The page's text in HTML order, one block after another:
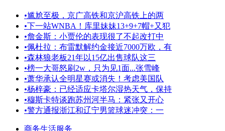
•尴尬至极，京广高铁和京沪高铁上的两
•下一站WNBA！库里妹妹13+9+7帽+又犯
•詹金斯：小贾伦的表现很了不起改打中
•佩杜拉：布雷默解约金接近7000万欧，有
•森林狼老板21年以15亿出售球队这三
•榜一大哥怒刷2w，只为见1面...张雪峰
•萧华承认全明星赛或消失！考虑美国队
•杨梓豪：已经适应卡塔尔湿热天气，保持
•穆斯卡特谈跑苏州河半马：紧张又开心
•警方通报浙江和辽宁男篮球迷冲突：一
商务生活服务